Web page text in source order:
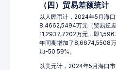
（四）贸易差额统计
以人民币计，2024年5月海
8,4662,5494万元（贸易逆
11,2937,7202万元，即
年同期增加了8,6674,5508
加-50.59%。
以美元计，2024年5月海口